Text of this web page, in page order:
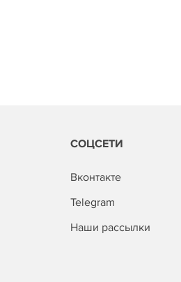
СОЦСЕТИ
Вконтакте
Telegram
Наши рассылки